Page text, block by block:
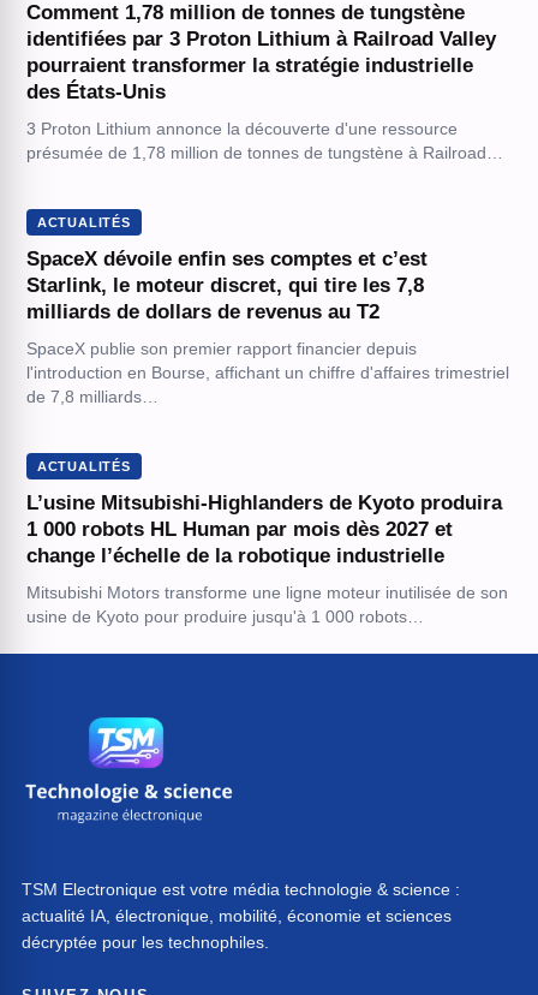
Comment 1,78 million de tonnes de tungstène
identifiées par 3 Proton Lithium à Railroad Valley
pourraient transformer la stratégie industrielle
des États-Unis
3 Proton Lithium annonce la découverte d'une ressource
présumée de 1,78 million de tonnes de tungstène à Railroad…
ACTUALITÉS
SpaceX dévoile enfin ses comptes et c’est
Starlink, le moteur discret, qui tire les 7,8
milliards de dollars de revenus au T2
SpaceX publie son premier rapport financier depuis
l'introduction en Bourse, affichant un chiffre d'affaires trimestriel
de 7,8 milliards…
ACTUALITÉS
L’usine Mitsubishi-Highlanders de Kyoto produira
1 000 robots HL Human par mois dès 2027 et
change l’échelle de la robotique industrielle
Mitsubishi Motors transforme une ligne moteur inutilisée de son
usine de Kyoto pour produire jusqu'à 1 000 robots…
TSM Electronique est votre média technologie & science :
actualité IA, électronique, mobilité, économie et sciences
décryptée pour les technophiles.